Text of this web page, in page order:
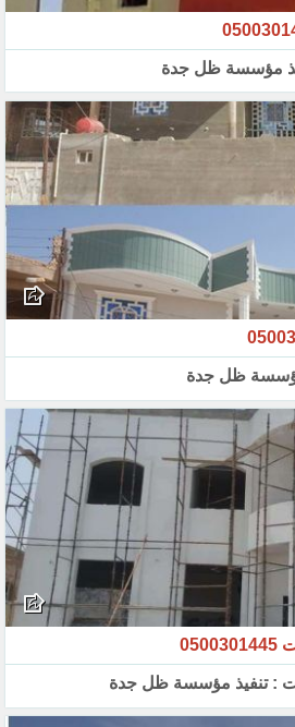
مؤسسة ظل جدة
مؤسسة ظل جدة
: تنفيذ مؤسسة ظل جدة